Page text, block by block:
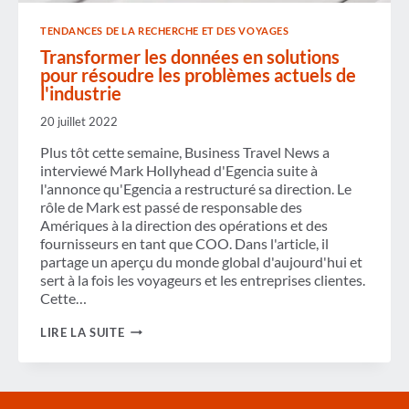
TENDANCES DE LA RECHERCHE ET DES VOYAGES
Transformer les données en solutions
pour résoudre les problèmes actuels de
l'industrie
20 juillet 2022
Plus tôt cette semaine, Business Travel News a
interviewé Mark Hollyhead d'Egencia suite à
l'annonce qu'Egencia a restructuré sa direction. Le
rôle de Mark est passé de responsable des
Amériques à la direction des opérations et des
fournisseurs en tant que COO. Dans l'article, il
partage un aperçu du monde global d'aujourd'hui et
sert à la fois les voyageurs et les entreprises clientes.
Cette…
LIRE LA SUITETRANSFORMER